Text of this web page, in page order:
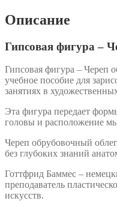
Описание
Гипсовая фигура –
Гипсовая фигура – Череп
учебное пособие для
занятиях в
Эта фигура передает
головы и расположение
Череп обрубовочный
без глубоких знаний
Готтфрид Баммес –
преподаватель
искусств.